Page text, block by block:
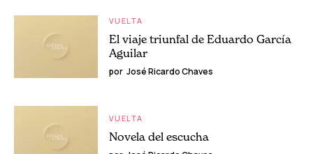
VUELTA
El viaje triunfal de Eduardo García
Aguilar
por José Ricardo Chaves
VUELTA
Novela del escucha